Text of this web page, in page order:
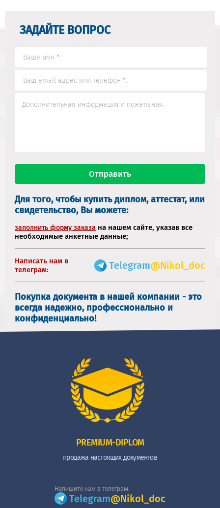
ЗАДАЙТЕ ВОПРОС
Для того, чтобы купить диплом, аттестат, или
свидетельство, Вы можете:
заполнить форму заказа на нашем сайте, указав все
необходимые анкетные данные;
Написать нам в
телеграм:
Telegram@Nikol_doc
Покупка документа в нашей компании - это
всегда надежно, профессионально и
конфиденциально!
PREMIUM-DIPLOM
продажа настоящих документов
Напишите нам в телеграм:
Telegram@Nikol_doc